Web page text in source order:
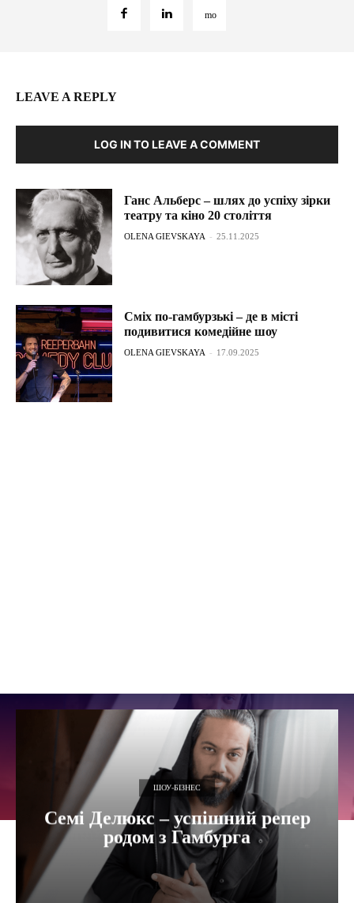
LEAVE A REPLY
LOG IN TO LEAVE A COMMENT
Ганс Альберс – шлях до успіху зірки
театру та кіно 20 століття
OLENA GIEVSKAYA - 25.11.2025
Сміх по-гамбурзькі – де в місті
подивитися комедійне шоу
OLENA GIEVSKAYA - 17.09.2025